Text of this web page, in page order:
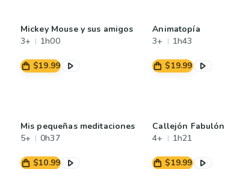
Mickey Mouse y sus amigos
3+
1h00
$19.99
Animatopía
3+
1h43
$19.99
Mis pequeñas meditaciones
5+
0h37
$10.99
Callejón
4+
1h21
$19.99